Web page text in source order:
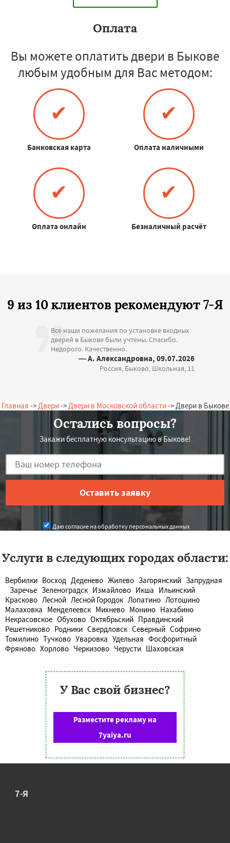
Оплата
Вы можете оплатить двери в Быкове
любым удобным для Вас методом:
✔
Банковская карта
✔
Оплата наличными
✔
Оплата онлайн
✔
Безналичный расчёт
9 из 10 клиентов рекомендуют 7-Я
Все наши пожелания по установке входных
дверей в Быкове были учтены. Спасибо.
Недорого. Качественно.
— А. Александровна, 09.07.2026
Россия, Быково, Школьная, 11
Главная -> Двери-> Двери в Московской области-> Двери в Быкове
Остались вопросы?
Закажи бесплатную консультацию в Быкове!
Даю согласие на обработку персональных данных
Услуги в следующих городах области:
Вербилки Восход Деденево Жилево Загорянский Запрудная
Заречье Зеленоградск Измайлово Икша Ильинский
Красково Лесной Лесной Городок Лопатино Лотошино
Малаховка Менделеевск Михнево Монино Нахабино
Некрасовское Обухово Октябрьский Правдинский
Решетниково Родники Свердловск Северный Софрино
Томилино Тучково Уваровка Удельная Фосфоритный
Фряново Хорлово Черкизово Черусти Шаховская
У Вас свой бизнес?
Разместите рекламу на
7yaiya.ru
7-Я